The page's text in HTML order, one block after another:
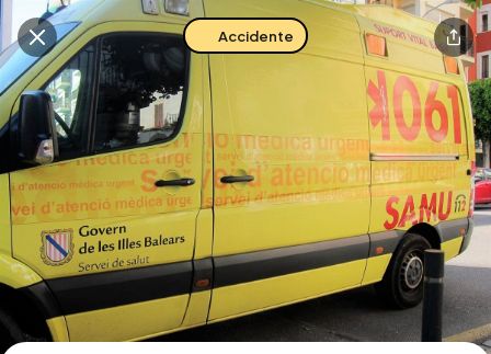
Descarga la app
Buscar en esta zona
Accidente